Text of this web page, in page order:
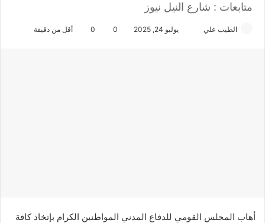
متابعات : شارع النيل نيوز
الطيب علي
ر
يوليو 24, 2025 0 أقل من دقيقة
أهاب المجلس القومي للدفاع المدني المواطنين الكرام بإتخاذ كافة